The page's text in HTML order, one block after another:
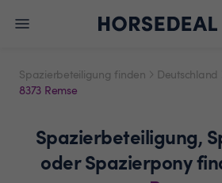
Spazierbeteiligung finden Deutschland
8373 Remse
Spazierbeteiligung,
oder Spazierpony